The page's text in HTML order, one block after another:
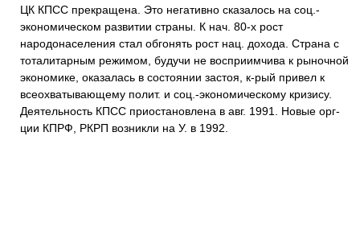
ЦК КПСС прекращена. Это негативно сказалось на соц.-
экономическом развитии страны. К нач. 80-х рост
народонаселения стал обгонять рост нац. дохода. Страна с
тоталитарным режимом, будучи не восприимчива к рыночной
экономике, оказалась в состоянии застоя, к-рый привел к
всеохватывающему полит. и соц.-экономическому кризису.
Деятельность КПСС приостановлена в авг. 1991. Новые орг-
ции КПРФ, РКРП возникли на У. в 1992.